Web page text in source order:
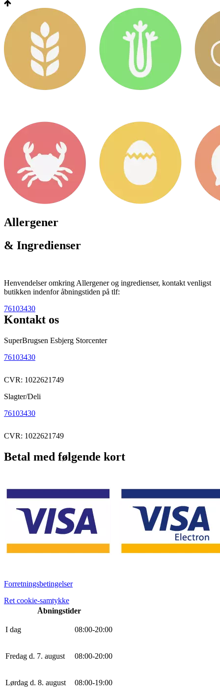
Allergener
& Ingredienser
Henvendelser omkring Allergener og ingredienser, kontakt venligst
butikken indenfor åbningstiden på tlf:
76103430
Kontakt os
SuperBrugsen Esbjerg Storcenter
76103430
CVR: 1022621749
Slagter/Deli
76103430
CVR: 1022621749
Betal med følgende kort
Forretningsbetingelser
Ret cookie-samtykke
Åbningstider
I dag 08:00-20:00
Fredag d. 7. august 08:00-20:00
Lørdag d. 8. august 08:00-19:00